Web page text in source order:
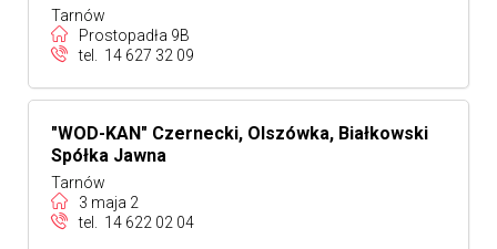
Tarnów
Prostopadła 9B
tel.
14 627 32 09
"WOD-KAN" Czernecki, Olszówka, Białkowski
Spółka Jawna
Tarnów
3 maja 2
tel.
14 622 02 04